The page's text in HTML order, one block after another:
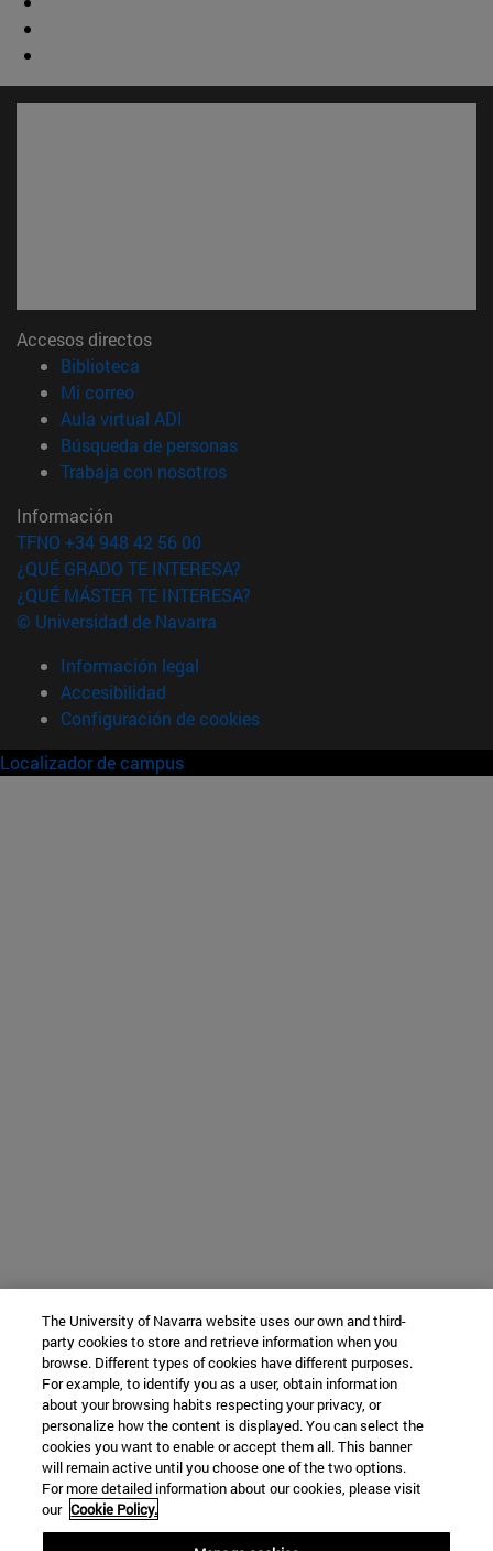
Accesos directos
Biblioteca
Mi correo(abre en nueva ventana)
Aula virtual ADI
Búsqueda de personas(abre en nueva ventana)
Trabaja con nosotros(abre en nueva ventana)
Información
TFNO +34 948 42 56 00
¿QUÉ GRADO TE INTERESA?
¿QUÉ MÁSTER TE INTERESA?
© Universidad de Navarra
Información legal
Accesibilidad
Configuración de cookies
Localizador de campus
The University of Navarra website uses our own and third-
party cookies to store and retrieve information when you
browse. Different types of cookies have different purposes.
For example, to identify you as a user, obtain information
about your browsing habits respecting your privacy, or
personalize how the content is displayed. You can select the
cookies you want to enable or accept them all. This banner
will remain active until you choose one of the two options.
For more detailed information about our cookies, please visit
our Cookie Policy.